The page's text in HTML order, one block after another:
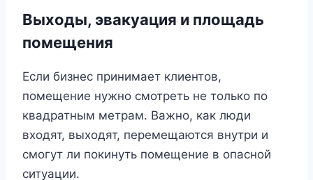
Выходы, эвакуация и площадь
помещения
Если бизнес принимает клиентов,
помещение нужно смотреть не только по
квадратным метрам. Важно, как люди
входят, выходят, перемещаются внутри и
смогут ли покинуть помещение в опасной
ситуации.